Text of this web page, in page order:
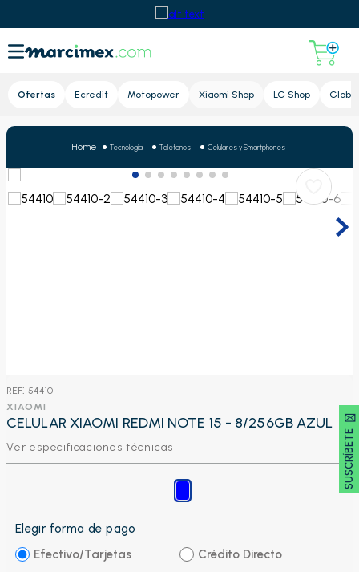
Ofertas Ecredit Motopower Xiaomi Shop LG Shop Global
SUSCRÍBETE 🖂
Tecnología Teléfonos Celulares y Smartphones
: 54410
XIAOMI
CELULAR XIAOMI REDMI NOTE 15 - 8/256GB AZUL
Ver especificaciones técnicas
Elegir forma de pago
Efectivo/Tarjetas
Crédito Directo